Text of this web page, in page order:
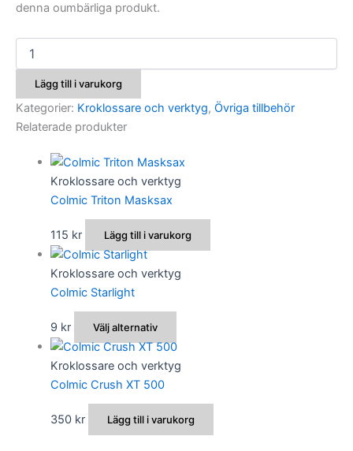
denna oumbärliga produkt.
Stonfo
Städ
linspole
mängd
Lägg till i varukorg
Kategorier: Kroklossare och verktyg, Övriga tillbehör
Relaterade produkter
Kroklossare och verktyg
Colmic Triton Masksax
115 kr Lägg till i varukorg
Kroklossare och verktyg
Colmic Starlight
9 kr Välj alternativ
här
produkten
flera
varianter.
De
Kroklossare och verktyg
Colmic Crush XT 500
350 kr Lägg till i varukorg